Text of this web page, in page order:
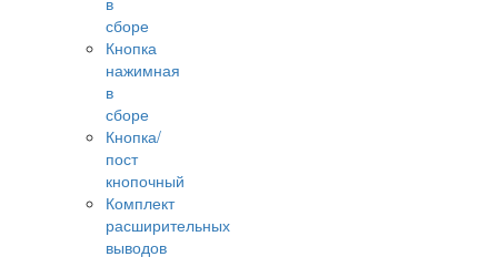
сборе
Кнопка
нажимная
в
сборе
Кнопка/
пост
кнопочный
Комплект
расширительных
выводов